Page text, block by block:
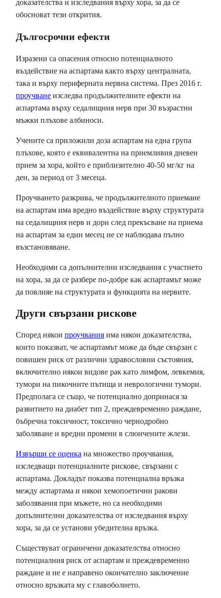
доказателства и изследвания върху хора, за да се
обосноват тези открития.
Дългосрочни ефекти
Изразени са опасения относно потенциалното
въздействие на аспартама както върху централната,
така и върху периферната нервна система. През 2016 г.
проучване изследва продължителните ефекти на
аспартама върху седалищния нерв при 30 възрастни
мъжки плъхове албиноси.
Учените са приложили доза аспартам на една група
плъхове, която е еквивалентна на приемливия дневен
прием за хора, който е приблизително 40-50 мг/кг на
ден, за период от 3 месеца.
Проучването разкрива, че продължителното приемане
на аспартам има вредно въздействие върху структурата
на седалищния нерв и дори след прекъсване на приема
на аспартам за един месец не се наблюдава пълно
възстановяване.
Необходими са допълнителни изследвания с участието
на хора, за да се разбере по-добре как аспартамът може
да повлияе на структурата и функцията на нервите.
Други свързани рискове
Според някои проучвания има някои доказателства,
които показват, че аспартамът може да бъде свързан с
повишен риск от различни здравословни състояния,
включително някои видове рак като лимфом, левкемия,
тумори на пикочните пътища и неврологични тумори.
Предполага се също, че потенциално допринася за
развитието на диабет тип 2, преждевременно раждане,
бъбречна токсичност, токсично чернодробно
заболяване и вредни промени в слюнчените жлези.
Извърши се оценка на множество проучвания,
изследващи потенциалните рискове, свързани с
аспартама. Докладът показва потенциална връзка
между аспартама и някои хемопоетични ракови
заболявания при мъжете, но са необходими
допълнителни доказателства от изследвания върху
хора, за да се установи убедителна връзка.
Съществуват ограничени доказателства относно
потенциалния риск от аспартам и преждевременно
раждане и не е направено окончателно заключение
относно връзката му с главоболието.